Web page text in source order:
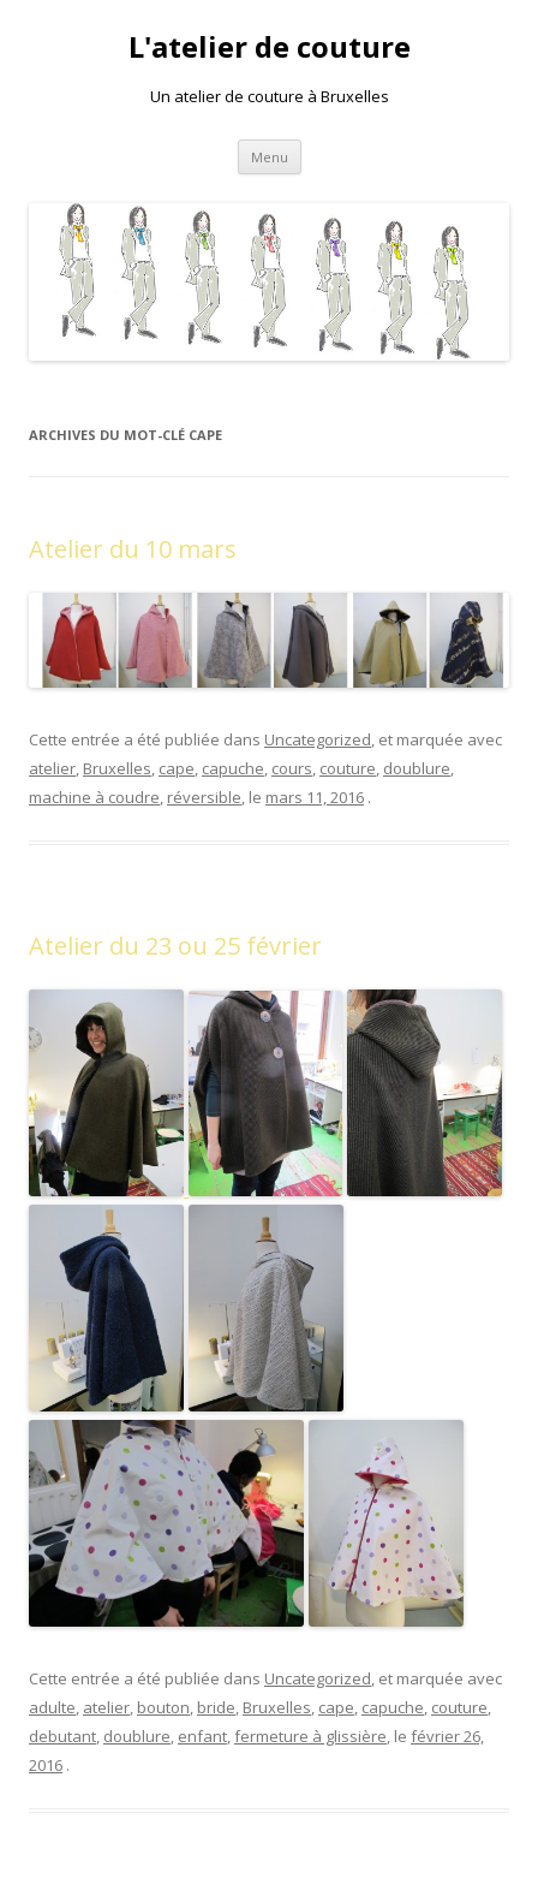
L'atelier de couture
Un atelier de couture à Bruxelles
Menu Aller au contenu principal
ARCHIVES DU MOT-CLÉ CAPE
Atelier du 10 mars
Cette entrée a été publiée dans Uncategorized, et marquée avec
atelier, Bruxelles, cape, capuche, cours, couture, doublure,
machine à coudre, réversible, le mars 11, 2016 .
Atelier du 23 ou 25 février
Cette entrée a été publiée dans Uncategorized, et marquée avec
adulte, atelier, bouton, bride, Bruxelles, cape, capuche, couture,
debutant, doublure, enfant,fermeture à glissière, le février 26,
2016 .